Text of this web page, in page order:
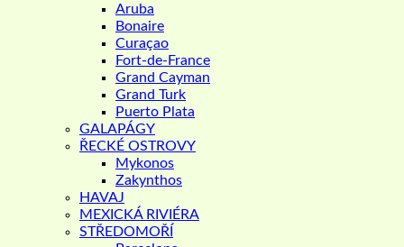
Aruba
Bonaire
Curaçao
Fort-de-France
Grand Cayman
Grand Turk
Puerto Plata
GALAPÁGY
ŘECKÉ OSTROVY
Mykonos
Zakynthos
HAVAJ
MEXICKÁ RIVIÉRA
STŘEDOMOŘÍ